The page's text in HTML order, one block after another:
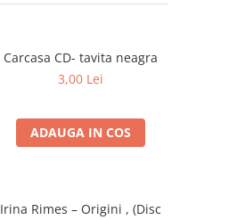
Carcasa CD- tavita neagra
3,00 Lei
ADAUGA IN COS
Irina Rimes – Origini , (Disc